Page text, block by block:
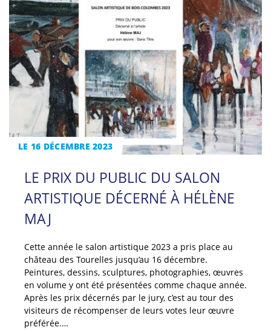
LE 16 DÉCEMBRE 2023
LE PRIX DU PUBLIC DU SALON
ARTISTIQUE DÉCERNÉ À HÉLÈNE
MAJ
Cette année le salon artistique 2023 a pris place au
château des Tourelles jusqu’au 16 décembre.
Peintures, dessins, sculptures, photographies, œuvres
en volume y ont été présentées comme chaque année.
Après les prix décernés par le jury, c’est au tour des
visiteurs de récompenser de leurs votes leur œuvre
préférée.…